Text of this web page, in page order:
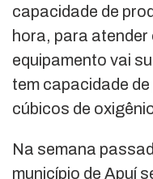
capacidade de
hora, para atender
equipamento vai
tem capacidade
cúbicos de
Na semana
município de Apuí